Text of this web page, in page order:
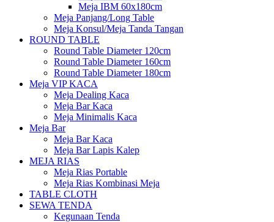
Meja IBM 60x180cm
Meja Panjang/Long Table
Meja Konsul/Meja Tanda Tangan
ROUND TABLE
Round Table Diameter 120cm
Round Table Diameter 160cm
Round Table Diameter 180cm
Meja VIP KACA
Meja Dealing Kaca
Meja Bar Kaca
Meja Minimalis Kaca
Meja Bar
Meja Bar Kaca
Meja Bar Lapis Kalep
MEJA RIAS
Meja Rias Portable
Meja Rias Kombinasi Meja
TABLE CLOTH
SEWA TENDA
Kegunaan Tenda